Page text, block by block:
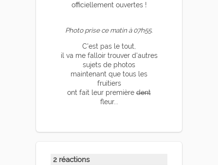
officiellement ouvertes !
Photo prise ce matin à 07h55.
C'est pas le tout,
il va me falloir trouver d'autres
sujets de photos
maintenant que tous les
fruitiers
ont fait leur première dent
fleur...
2 réactions